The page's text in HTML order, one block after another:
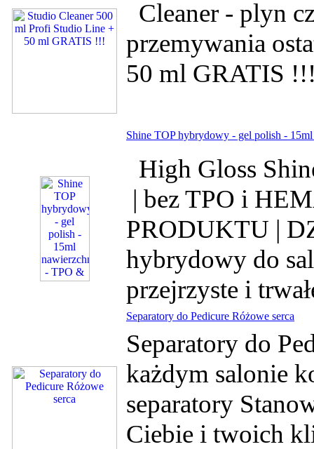
Cleaner - plyn
przemywania
50 ml GRATIS
Shine TOP hybrydowy - gel polish -
High Gloss
| bez TPO i
PRODUKTU |
hybrydowy do
przejrzyste i
Separatory do Pedicure Różowe serca
Separatory do
każdym salonie
separatory
Ciebie i twoich